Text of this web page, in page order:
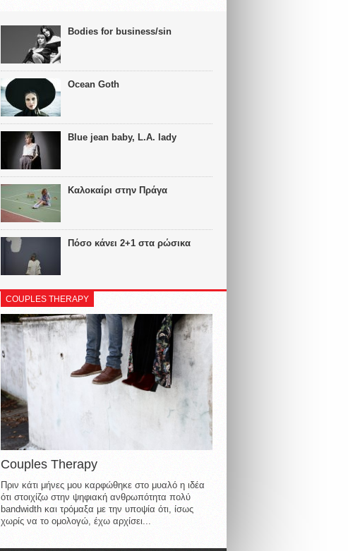
Bodies for business/sin
Ocean Goth
Blue jean baby, L.A. lady
Καλοκαίρι στην Πράγα
Πόσο κάνει 2+1 στα ρώσικα
COUPLES THERAPY
Couples Therapy
Πριν κάτι μήνες μου καρφώθηκε στο μυαλό η ιδέα
ότι στοιχίζω στην ψηφιακή ανθρωπότητα πολύ
bandwidth και τρόμαξα με την υποψία ότι, ίσως
χωρίς να το ομολογώ, έχω αρχίσει...